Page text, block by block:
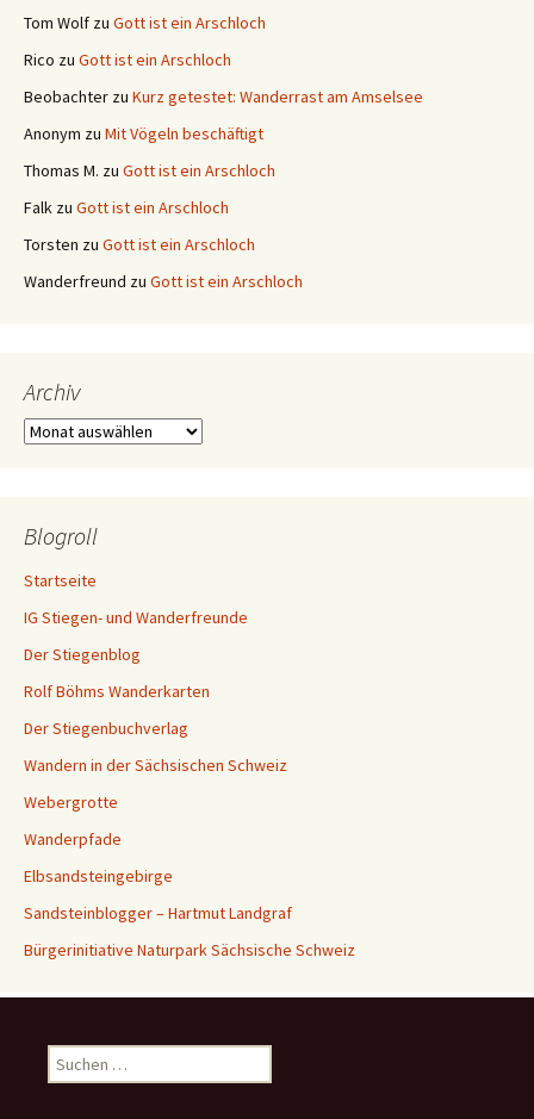
Tom Wolf zu Gott ist ein Arschloch
Rico zu Gott ist ein Arschloch
Beobachter zu Kurz getestet: Wanderrast am Amselsee
Anonym zu Mit Vögeln beschäftigt
Thomas M. zu Gott ist ein Arschloch
Falk zu Gott ist ein Arschloch
Torsten zu Gott ist ein Arschloch
Wanderfreund zu Gott ist ein Arschloch
Archiv
Archiv
Blogroll
Startseite
IG Stiegen- und Wanderfreunde
Der Stiegenblog
Rolf Böhms Wanderkarten
Der Stiegenbuchverlag
Wandern in der Sächsischen Schweiz
Webergrotte
Wanderpfade
Elbsandsteingebirge
Sandsteinblogger – Hartmut Landgraf
Bürgerinitiative Naturpark Sächsische Schweiz
Suchen
nach: